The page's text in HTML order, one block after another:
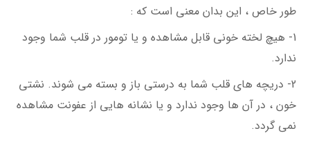
طور خاص ، این بدان معنی است که :
1- هیچ لخته خونی قابل مشاهده و یا تومور در قلب شما وجود
ندارد.
2- دریچه های قلب شما به درستی باز و بسته می شوند. نشتی
خون ، در آن ها وجود ندارد و یا نشانه هایی از عفونت مشاهده
نمی گردد.